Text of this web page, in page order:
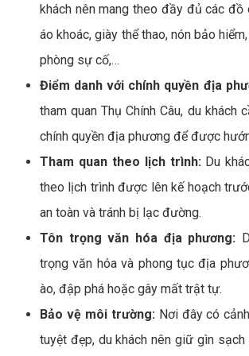
khách nên mang theo đầy đủ các đồ
áo khoác, giày thể thao, nón bảo
phòng sự cố,…
Điểm danh với chính quyền địa
tham quan Thụ Chính Câu, du khách
chính quyền địa phương để được
Tham quan theo lịch trình: Du
theo lịch trình được lên kế hoạch
an toàn và tránh bị lạc đường.
Tôn trọng văn hóa địa phương:
trọng văn hóa và phong tục địa
ào, đập phá hoặc gây mất trật tự.
Bảo vệ môi trường: Nơi đây có
tuyệt đẹp, du khách nên giữ gìn